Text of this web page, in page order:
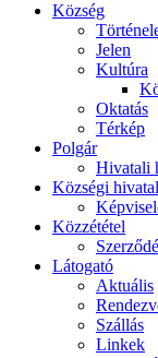
Község
Jelen
Kultúra
Oktatás
Térkép
Polgár
Hivatali
Községi hivatal
Közzététel
Látogató
Aktuális
Szállás
Linkek